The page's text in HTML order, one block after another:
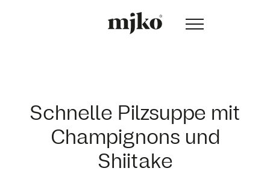
Schnelle Pilzsuppe mit
Champignons und
Shiitake